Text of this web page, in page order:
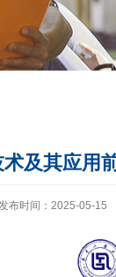
及其应用
布时间：2025-05-15